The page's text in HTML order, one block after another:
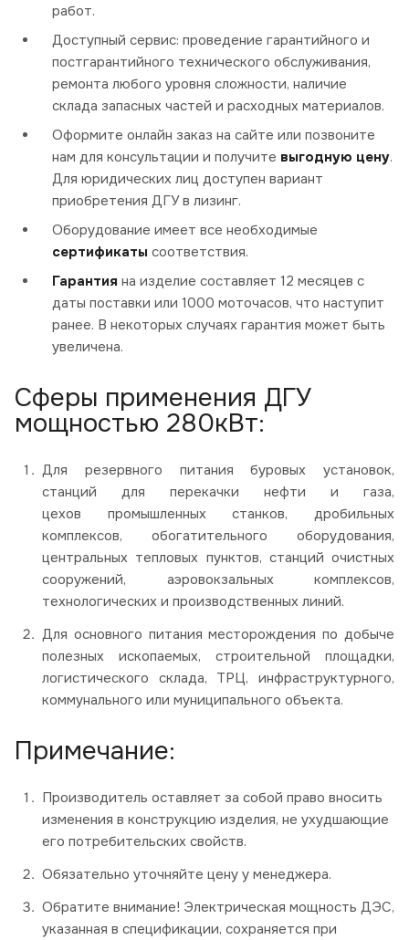
работ.
Доступный сервис: проведение гарантийного и
постгарантийного технического обслуживания,
ремонта любого уровня сложности, наличие
склада запасных частей и расходных материалов.
Оформите онлайн заказ на сайте или позвоните
нам для консультации и получите выгодную цену.
Для юридических лиц доступен вариант
приобретения ДГУ в лизинг.
Оборудование имеет все необходимые
сертификаты соответствия.
Гарантия на изделие составляет 12 месяцев с
даты поставки или 1000 моточасов, что наступит
ранее. В некоторых случаях гарантия может быть
увеличена.
Сферы применения ДГУ
мощностью 280кВт:
Для резервного питания буровых установок,
станций для перекачки нефти и газа,
цехов промышленных станков, дробильных
комплексов, обогатительного оборудования,
центральных тепловых пунктов, станций очистных
сооружений, аэровокзальных комплексов,
технологических и производственных линий.
Для основного питания месторождения по добыче
полезных ископаемых, строительной площадки,
логистического склада, ТРЦ, инфраструктурного,
коммунального или муниципального объекта.
Примечание:
Производитель оставляет за собой право вносить
изменения в конструкцию изделия, не ухудшающие
его потребительских свойств.
Обязательно уточняйте цену у менеджера.
Обратите внимание! Электрическая мощность ДЭС,
указанная в спецификации, сохраняется при